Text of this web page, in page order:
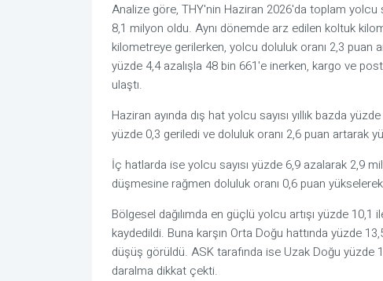
Analize göre, THY'nin Haziran 2026'da toplam yolcu
8,1 milyon oldu. Aynı dönemde arz edilen koltuk
kilometreye gerilerken, yolcu doluluk oranı 2,3 puan
yüzde 4,4 azalışla 48 bin 661'e inerken, kargo ve
ulaştı.
Haziran ayında dış hat yolcu sayısı yıllık bazda
yüzde 0,3 geriledi ve doluluk oranı 2,6 puan artarak
İç hatlarda ise yolcu sayısı yüzde 6,9 azalarak 2,9
düşmesine rağmen doluluk oranı 0,6 puan
Bölgesel dağılımda en güçlü yolcu artışı yüzde
kaydedildi. Buna karşın Orta Doğu hattında yüzde
düşüş görüldü. ASK tarafında ise Uzak Doğu yüzde
daralma dikkat çekti.